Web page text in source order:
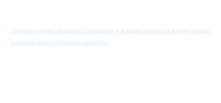
Leidimo laidoti išdavimo, laidojimo ir kapinių lankymo Kauno rajono
savivaldybės teritorijoje taisyklės